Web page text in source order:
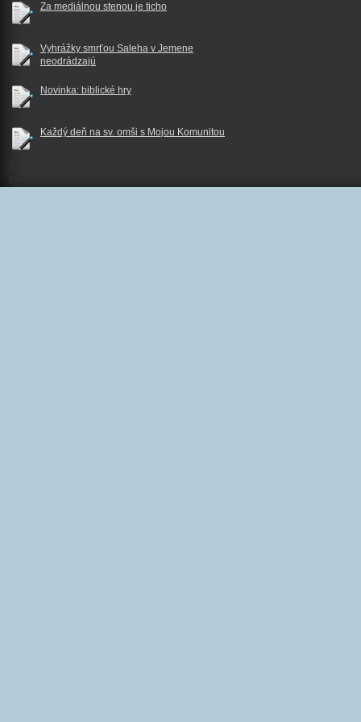
Za mediálnou stenou je ticho
Vyhrážky smrťou Saleha v Jemene
neodrádzajú
Novinka: biblické hry
Každý deň na sv. omši s Mojou Komunitou